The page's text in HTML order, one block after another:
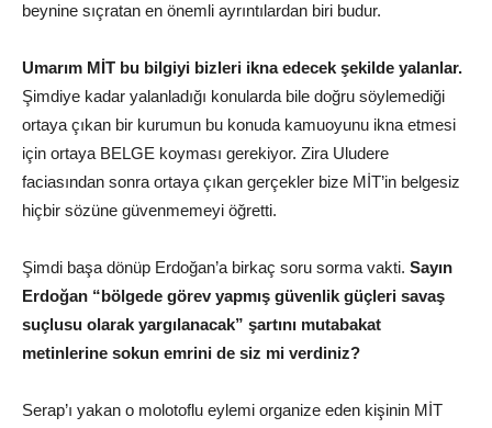
beynine sıçratan en önemli ayrıntılardan biri budur.
Umarım MİT bu bilgiyi bizleri ikna edecek şekilde yalanlar.
Şimdiye kadar yalanladığı konularda bile doğru söylemediği
ortaya çıkan bir kurumun bu konuda kamuoyunu ikna etmesi
için ortaya BELGE koyması gerekiyor. Zira Uludere
faciasından sonra ortaya çıkan gerçekler bize MİT’in belgesiz
hiçbir sözüne güvenmemeyi öğretti.
Şimdi başa dönüp Erdoğan’a birkaç soru sorma vakti. Sayın
Erdoğan “bölgede görev yapmış güvenlik güçleri savaş
suçlusu olarak yargılanacak” şartını mutabakat
metinlerine sokun emrini de siz mi verdiniz?
Serap’ı yakan o molotoflu eylemi organize eden kişinin MİT